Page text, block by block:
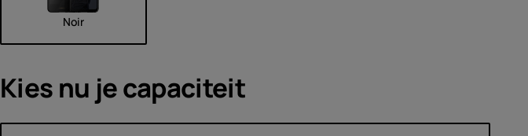
Noir
Kies nu jecapaciteit